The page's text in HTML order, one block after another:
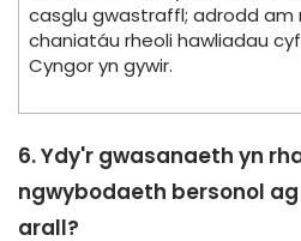
casglu gwastraffl; adrodd am
chaniatáu rheoli hawliadau
Cyngor yn gywir.
6. Ydy'r gwasanaeth yn
ngwybodaeth bersonol
arall?